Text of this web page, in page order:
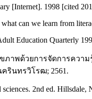
[Internet]. 1998 [cited
can we learn from
Education Quarterly
ภาพด้วยการจัดการคว
รินทรวิโรฒ; 2561.
2nd ed. Hillsdale,